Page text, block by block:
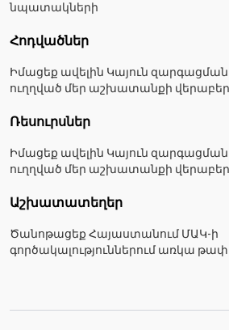
նպատակների
Հոդվածներ
Իմացեք ավելին Կայուն
ուղղված մեր աշխատանքի
Ռեսուրսներ
Իմացեք ավելին Կայուն
ուղղված մեր աշխատանքի
Աշխատատեղեր
Ծանոթացեք Հայաստանում ՄԱԿ-ի
գործակալություններում առկա